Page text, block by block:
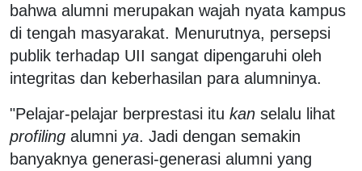
bahwa alumni merupakan wajah nyata kampus
di tengah masyarakat. Menurutnya, persepsi
publik terhadap UII sangat dipengaruhi oleh
integritas dan keberhasilan para alumninya.
"Pelajar-pelajar berprestasi itu kan selalu lihat
profiling alumni ya. Jadi dengan semakin
banyaknya generasi-generasi alumni yang